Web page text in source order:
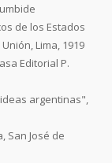
de los Estados
Lima, 1919
Editorial P.
argentinas",
San José de